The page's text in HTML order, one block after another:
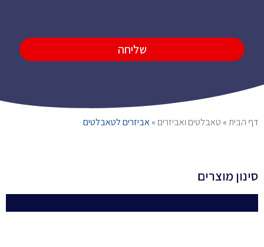
שליחה
דף הבית» טאבלטים ואביזרים »אביזרים לטאבלטים
סינון מוצרים